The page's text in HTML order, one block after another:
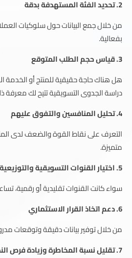
2. تحديد الفئة المستهدفة بدقة
من خلال جمع البيانات حول سلوكيات
بفعالية.
3. قياس حجم الطلب المتوقع
هل هناك حاجة حقيقية للمنتج أو الخدمة
دراسة الجدوى التسويقية تتيح لك معرفة
4. تحليل المنافسين والتفوق عليهم
التعرف على نقاط القوة والضعف لدى
متميزة.
5. اختيار القنوات التسويقية والتوزيعية الأنسب
سواء كانت القنوات تقليدية أو رقمية،
6. دعم اتخاذ القرار الاستثماري
من خلال توفير بيانات دقيقة وتوقعات
7. تقليل نسبة المخاطرة وزيادة فرص النجاح